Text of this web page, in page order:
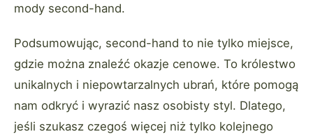
mody second-hand.
Podsumowując, second-hand to nie tylko miejsce,
gdzie można znaleźć okazje cenowe. To królestwo
unikalnych i niepowtarzalnych ubrań, które pomogą
nam odkryć i wyrazić nasz osobisty styl. Dlatego,
jeśli szukasz czegoś więcej niż tylko kolejnego